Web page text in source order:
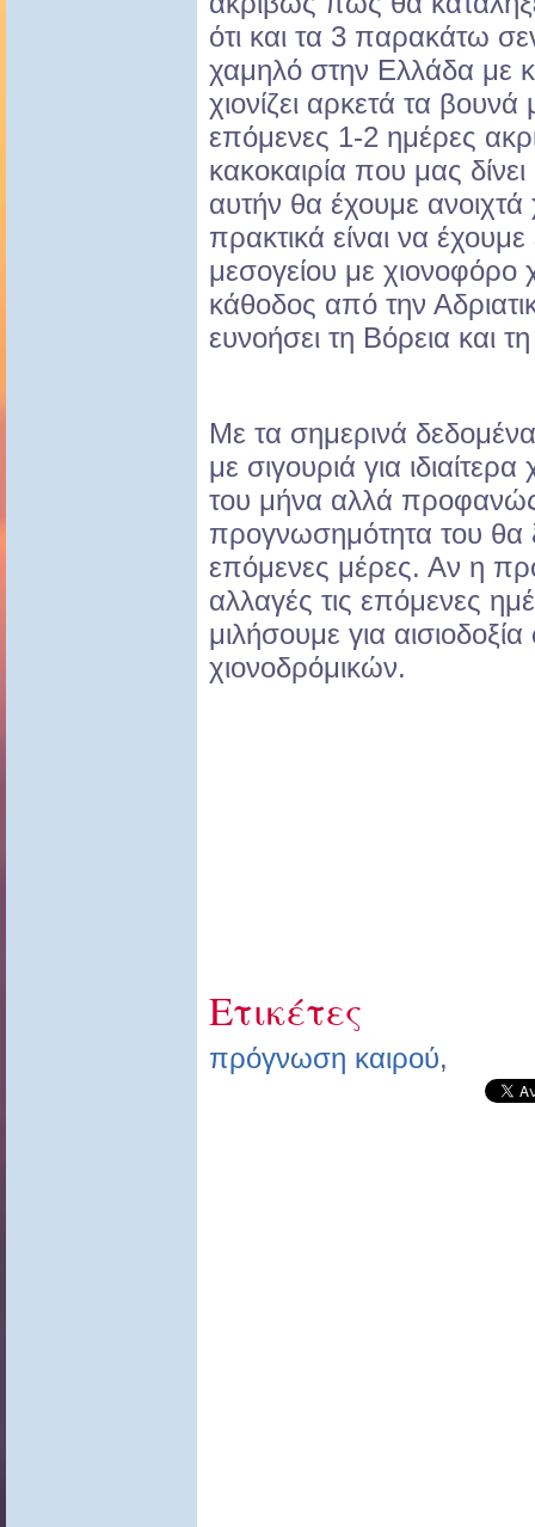
ότι και τα 3 παρακάτω
χαμηλό στην Ελλάδα με
χιονίζει αρκετά τα
επόμενες 1-2 ημέρες
κακοκαιρία που μας
αυτήν θα έχουμε
πρακτικά είναι να
μεσογείου με χιονοφόρο
κάθοδος από την
ευνοήσει τη Βόρεια και
Με τα σημερινά
με σιγουριά για
του μήνα αλλά προφανώς
προγνωσημότητα του θα
επόμενες μέρες. Αν η
αλλαγές τις επόμενες
μιλήσουμε για
χιονοδρόμικών.
Ετικέτες
πρόγνωση καιρού,